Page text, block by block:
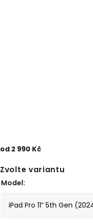
od 2 990 Kč
Zvolte variantu
Model: